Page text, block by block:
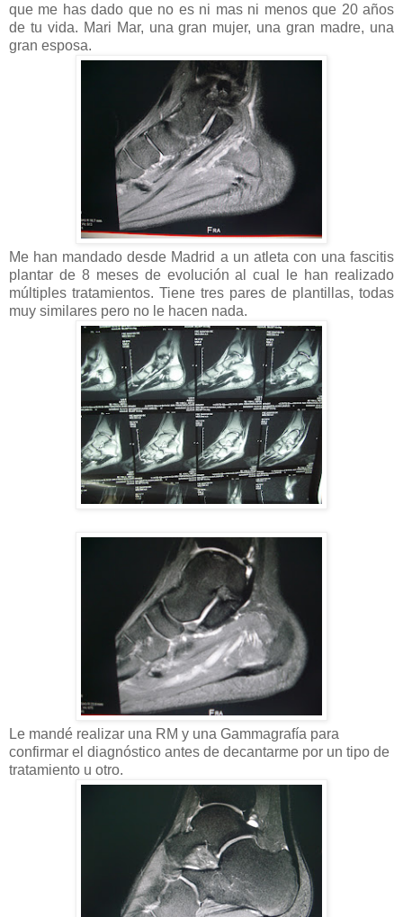
que me has dado que no es ni mas ni menos que 20 años
de tu vida. Mari Mar, una gran mujer, una gran madre, una
gran esposa.
Me han mandado desde Madrid a un atleta con una fascitis
plantar de 8 meses de evolución al cual le han realizado
múltiples tratamientos. Tiene tres pares de plantillas, todas
muy similares pero no le hacen nada.
Le mandé realizar una RM y una Gammagrafía para
confirmar el diagnóstico antes de decantarme por un tipo de
tratamiento u otro.